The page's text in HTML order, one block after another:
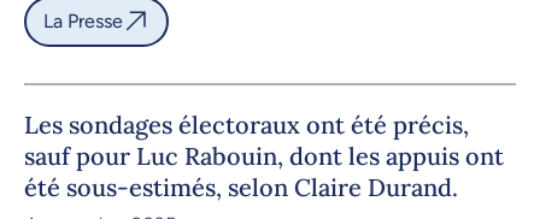
La Presse
Les sondages électoraux ont été précis,
sauf pour Luc Rabouin, dont les appuis ont
été sous-estimés, selon Claire Durand.